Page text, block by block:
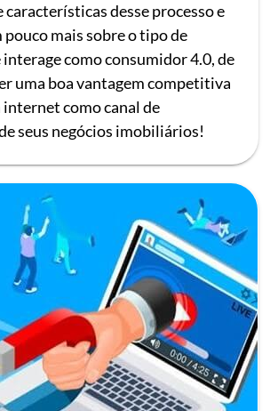
características desse processo e
pouco mais sobre o tipo de
como consumidor 4.0, de
uma boa vantagem competitiva
como canal de
seus negócios imobiliários!